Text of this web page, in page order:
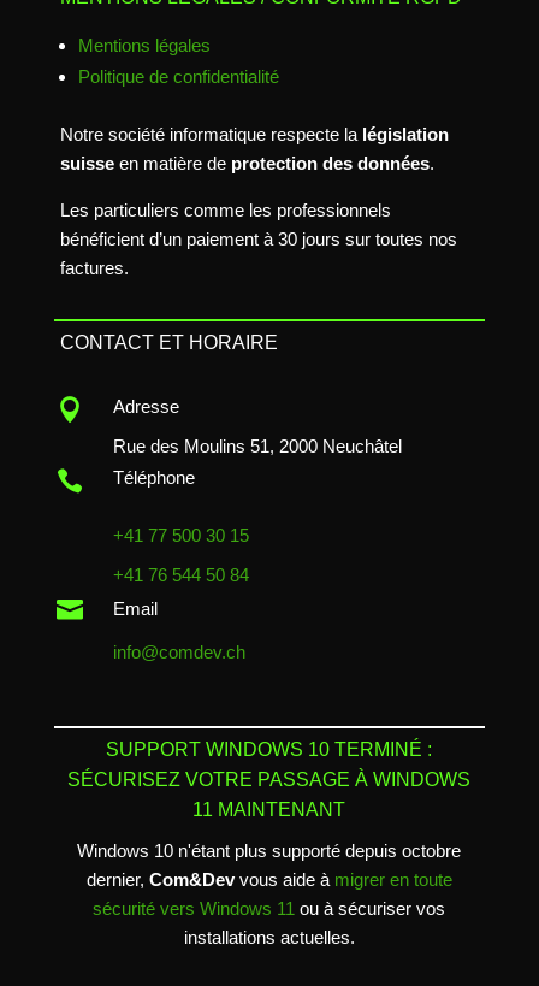
Mentions légales
Politique de confidentialité
Notre société informatique respecte la législation
suisseen matière de protection des données.
Les particuliers comme les professionnels
bénéficient d’un paiement à 30 jours sur toutes nos
factures.
CONTACT ET HORAIRE

Adresse
Rue des Moulins 51, 2000 Neuchâtel
 Téléphone
+41 77 500 30 15
+41 76 544 50 84
 Email
info@comdev.ch
SUPPORT WINDOWS 10 TERMINÉ :
SÉCURISEZ VOTRE PASSAGE À WINDOWS
11 MAINTENANT
Windows 10 n'étant plus supporté depuis octobre
dernier, Com&Devvous aide à migrer en toute
sécurité vers Windows 11 ou à sécuriser vos
installations actuelles.